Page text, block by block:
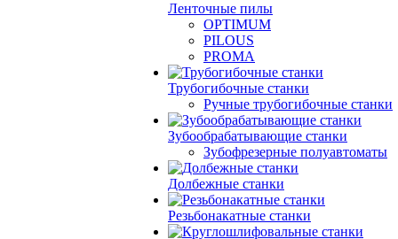
Ленточные пилы
OPTIMUM
PILOUS
PROMA
Трубогибочные станки
Ручные трубогибочные станки
Зубообрабатывающие станки
Зубофрезерные полуавтоматы
Долбежные станки
Резьбонакатные станки